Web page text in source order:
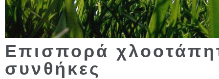
Επισπορά
συνθήκες